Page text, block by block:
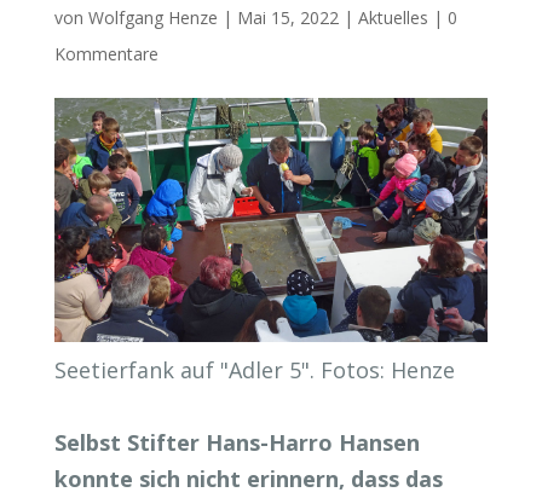
von Wolfgang Henze | Mai 15, 2022| Aktuelles | 0
Kommentare
Seetierfank auf "Adler 5". Fotos: Henze
Selbst Stifter Hans-Harro Hansen
konnte sich nicht erinnern, dass das